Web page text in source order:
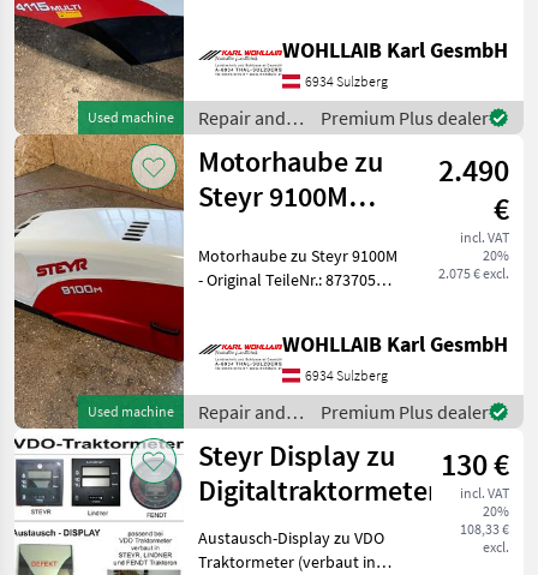
Used machine
wurde repariert und
komplett hergerichtet -
Leichte
WOHLLAIB Karl GesmbH
6934 Sulzberg
Repair and
spare parts /
Steyr
Premium Plus dealer
Used machine
Motorhaube zu
Steyr 9100M
2.490
€
incl. VAT
20%
2.075 € excl.
Motorhaube zu Steyr 9100M
- Original TeileNr.: 87370573
Motorhaube - Leichte
Lackschäden vorhanden -
WOHLLAIB Karl GesmbH
6934 Sulzberg
Repair and
spare parts /
Steyr
Premium Plus dealer
Steyr Display zu
Digitaltraktormeter
130 €
incl. VAT
20%
108,33 €
excl.
Austausch-Display zu VDO
Traktormeter (verbaut in